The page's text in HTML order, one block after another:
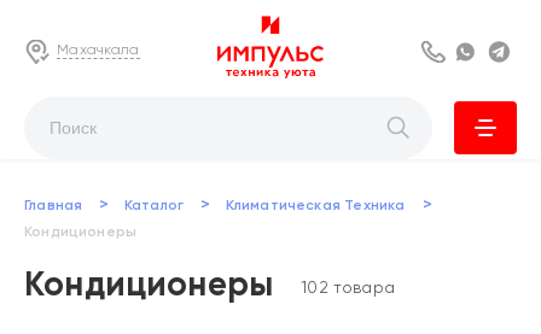
Махачкала 8 800 222 63
Главная > Каталог > Климатическая Техника >
Кондиционеры
Кондиционеры 102 товара